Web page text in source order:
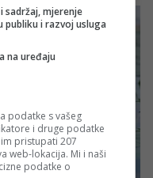
sadržaj, mjerenje
publiku i razvoj usluga
na uređaju
podatke s vašeg
i druge podatke
pristupati 207
web-lokacija. Mi i naši
podatke o